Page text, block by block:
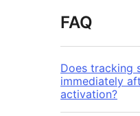
FAQ
Does tracking
immediately
activation?